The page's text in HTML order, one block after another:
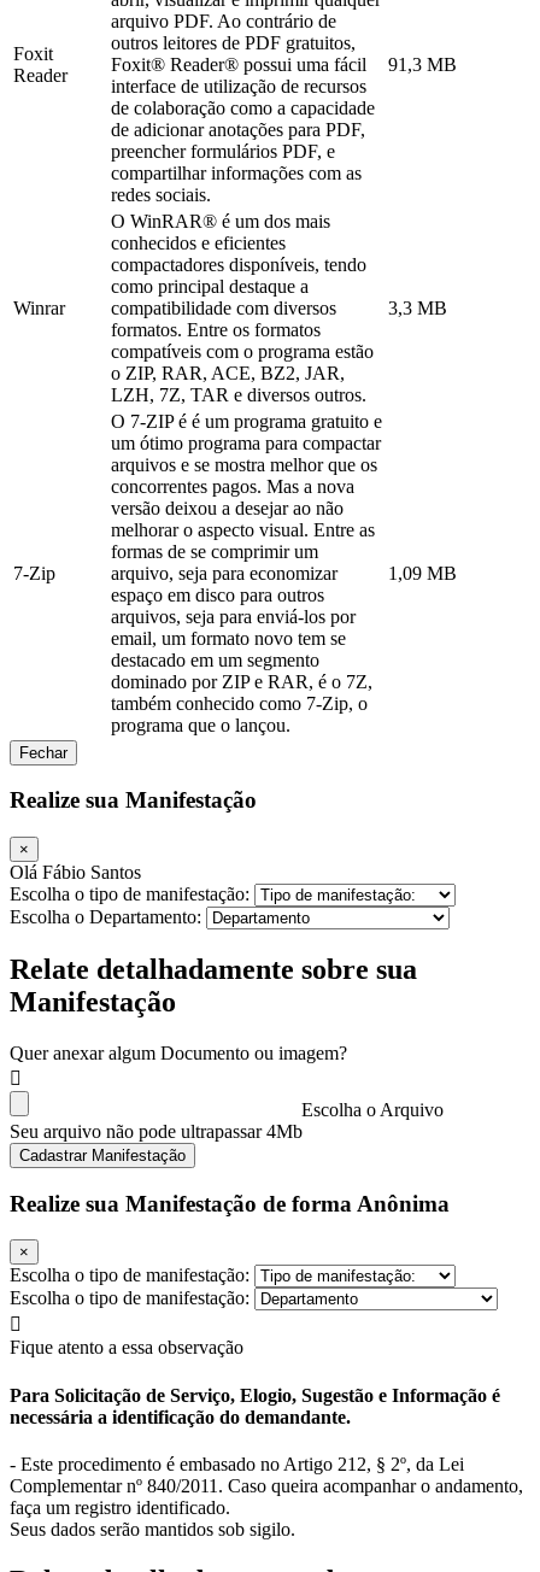
Foxit
Reader
arquivo PDF. Ao contrário de
outros leitores de PDF gratuitos,
Foxit® Reader® possui uma fácil
interface de utilização de recursos
de colaboração como a capacidade
de adicionar anotações para PDF,
preencher formulários PDF, e
compartilhar informações com as
redes sociais.
91,3 MB
Winrar
O WinRAR® é um dos mais
conhecidos e eficientes
compactadores disponíveis, tendo
como principal destaque a
compatibilidade com diversos
formatos. Entre os formatos
compatíveis com o programa estão
o ZIP, RAR, ACE, BZ2, JAR,
LZH, 7Z, TAR e diversos outros.
3,3 MB
7-Zip
O 7-ZIP é é um programa gratuito e
um ótimo programa para compactar
arquivos e se mostra melhor que os
concorrentes pagos. Mas a nova
versão deixou a desejar ao não
melhorar o aspecto visual. Entre as
formas de se comprimir um
arquivo, seja para economizar
espaço em disco para outros
arquivos, seja para enviá-los por
email, um formato novo tem se
destacado em um segmento
dominado por ZIP e RAR, é o 7Z,
também conhecido como 7-Zip, o
programa que o lançou.
1,09 MB
Fechar
Realize sua Manifestação
×
Olá Fábio Santos
Escolha o tipo de manifestação:
Escolha o Departamento:
Relate detalhadamente sobre sua
Manifestação
Quer anexar algum Documento ou imagem?
Escolha o Arquivo
Seu arquivo não pode ultrapassar 4Mb
Cadastrar Manifestação
Realize sua Manifestação de forma Anônima
×
Escolha o tipo de manifestação:
Escolha o tipo de manifestação:
Fique atento a essa observação
Para Solicitação de Serviço, Elogio, Sugestão e Informação é
necessária a identificação do demandante.
- Este procedimento é embasado no Artigo 212, § 2º, da Lei
Complementar nº 840/2011. Caso queira acompanhar o andamento,
faça um registro identificado.
Seus dados serão mantidos sob sigilo.